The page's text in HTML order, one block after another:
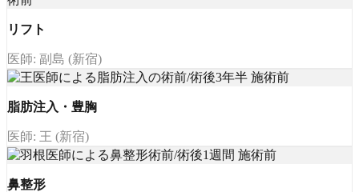
リフト
医師: 副島 (新宿)
脂肪注入・豊胸
医師: 王 (新宿)
鼻整形